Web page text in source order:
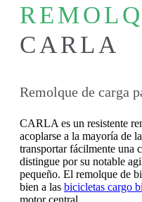
CARLA
Remolque de carga
CARLA es un resistente
acoplarse a la mayoría de
transportar fácilmente una
distingue por su notable
pequeño. El remolque de
bien a las bicicletas cargo
motor central.